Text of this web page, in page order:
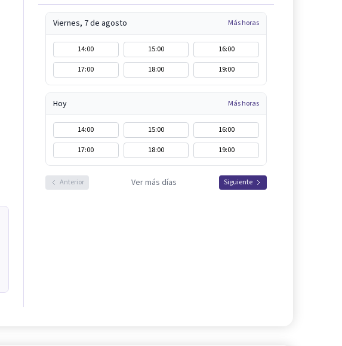
Viernes, 7 de agosto Más horas
14:00 15:00
16:00
17:00
18:00 19:00
Hoy Más horas
14:00 15:00
16:00
17:00
18:00 19:00
Anterior Ver más días Siguiente